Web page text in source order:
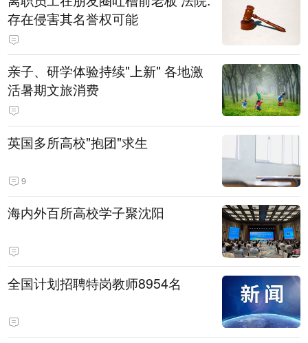
存在侵害其名誉权可能
亲子、研学体验持续"上新" 各地激
活暑期文旅消费
英国多所高校"抱团"求生
9
海内外百所高校学子聚沈阳
全国计划招聘特岗教师8954名